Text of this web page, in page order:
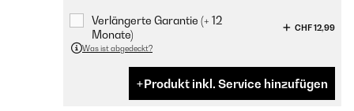
Verlängerte Garantie (+ 12
Monate)
CHF 12,99
Was ist abgedeckt?
Produkt inkl. Service hinzufügen